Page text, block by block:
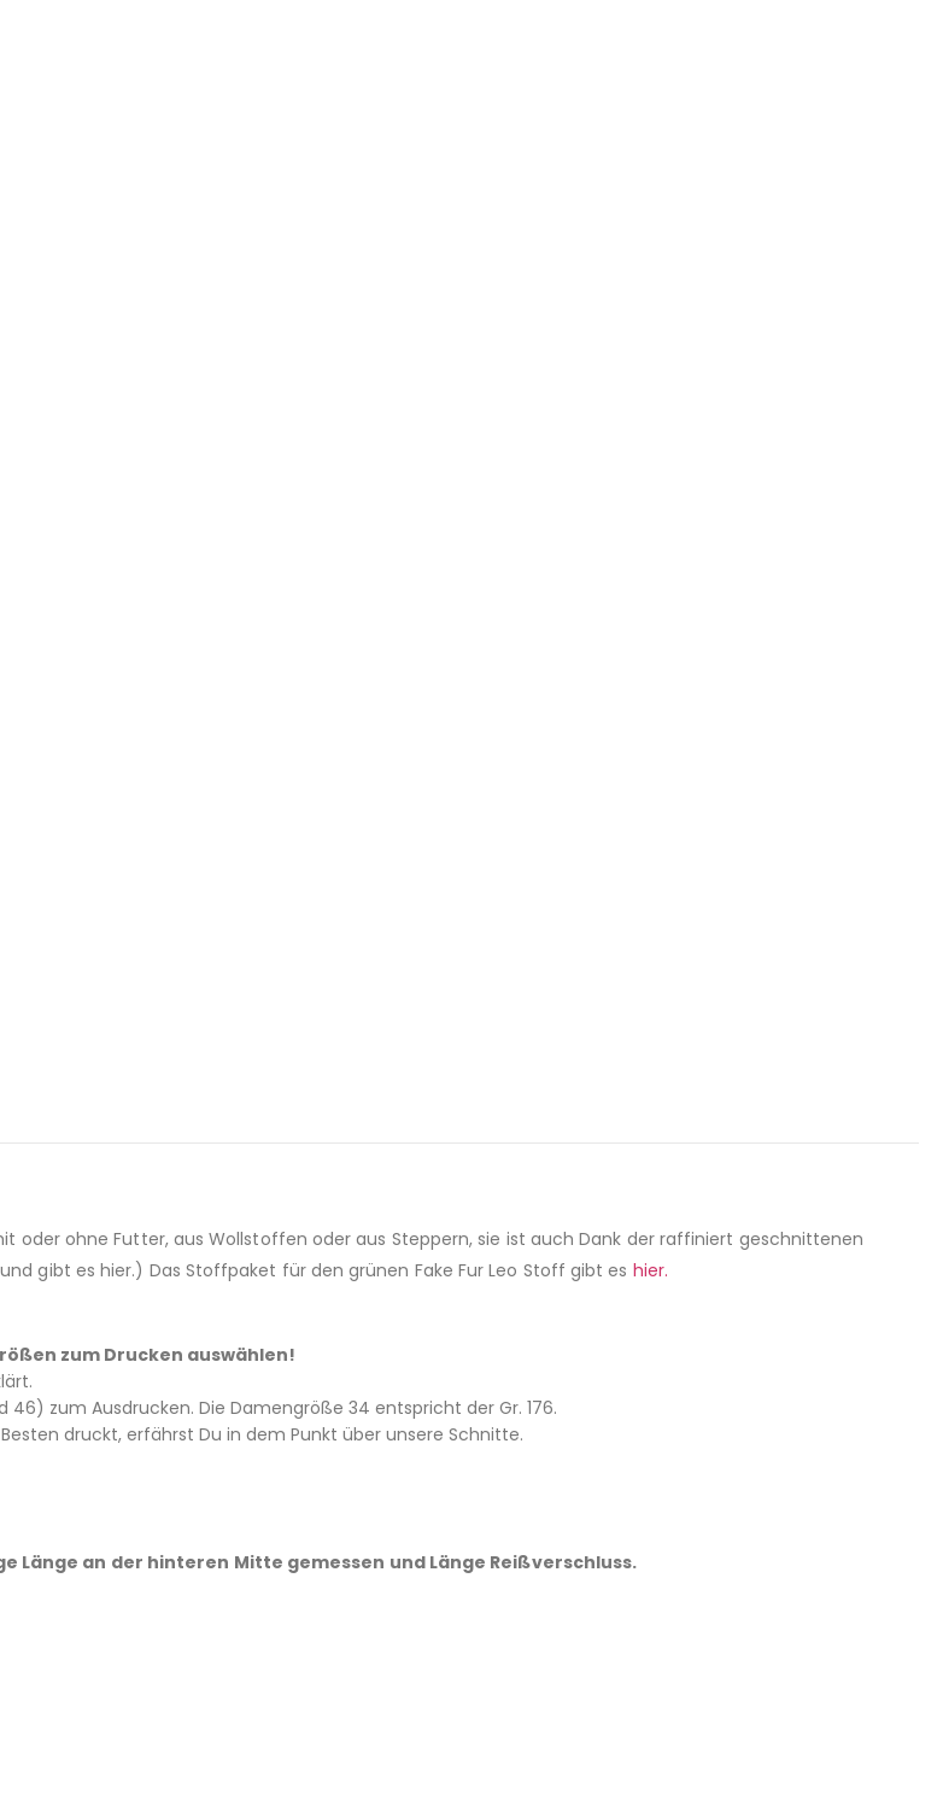
oder ohne Futter, aus Wollstoffen oder aus Steppern, sie ist auch Dank der raffiniert geschnittenen
und gibt es hier.) Das Stoffpaket für den grünen Fake Fur Leo Stoff gibt es hier.
zum Drucken auswählen!
46) zum Ausdrucken. Die Damengröße 34 entspricht der Gr. 176.
druckt, erfährst Du in dem Punkt über unsere Schnitte.
an der hinteren Mitte gemessen und Länge Reißverschluss.